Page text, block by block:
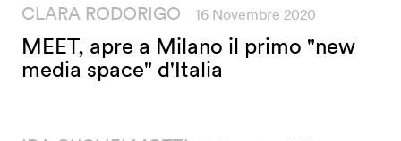
CLARA RODORIGO 16 Novembre 2020
MEET, apre a Milano il primo "new
media space" d'Italia